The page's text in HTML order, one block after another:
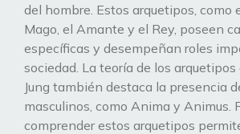
del hombre. Estos arquetipos, como
Mago, el Amante y el Rey, poseen
específicas y desempeñan roles
sociedad. La teoría de los arquetipos
Jung también destaca la presencia
masculinos, como Anima y Animus.
comprender estos arquetipos